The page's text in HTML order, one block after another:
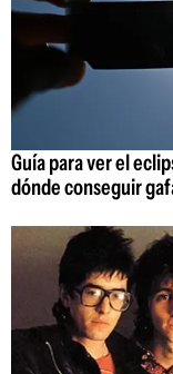
Guía para ver el
dónde conseguir